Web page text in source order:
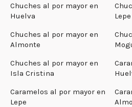
Chuches al por mayor en
Huelva
Lepe
Chuches al por mayor en
Almonte
Chuches al por mayor en
Isla Cristina
Caramelos al por mayor en
Lepe